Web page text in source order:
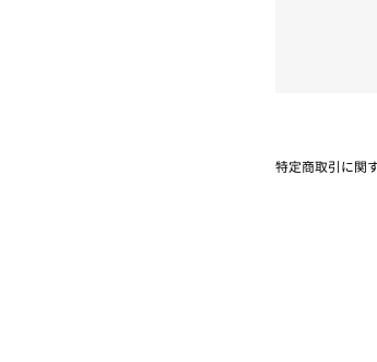
特定商取引に関